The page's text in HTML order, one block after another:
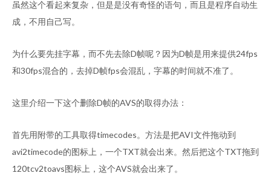
虽然这个看起来复杂，但是是没有奇怪的语句，而且是程序自动生
成，不用自己写。
为什么要先挂字幕，而不先去除D帧呢？因为D帧是用来提供24fps
和30fps混合的，去掉D帧fps会混乱，字幕的时间就不准了。
这里介绍一下这个删除D帧的AVS的取得办法：
首先用附带的工具取得timecodes。方法是把AVI文件拖动到
avi2timecode的图标上，一个TXT就会出来。然后把这个TXT拖到
120tcv2toavs图标上，这个AVS就会出来了。